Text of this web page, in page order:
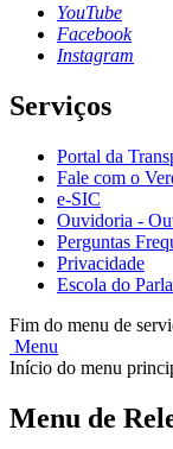
YouTube
Facebook
Instagram
Serviços
Portal da
Fale com o
e-SIC
Ouvidoria -
Perguntas
Privacidade
Escola do
Fim do menu de
Menu
Início do menu
Menu de